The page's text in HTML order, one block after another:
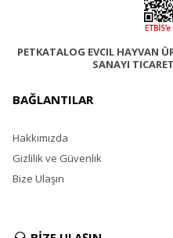
PETKATALOG EVCIL HAYVAN
SANAYI
BAĞLANTILAR
Hakkımızda
Gizlilik ve Güvenlik
Bize Ulaşın